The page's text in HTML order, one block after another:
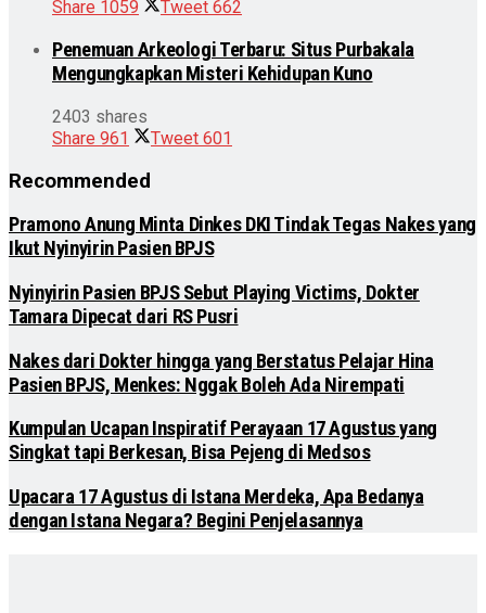
Share 1059 Tweet 662
Penemuan Arkeologi Terbaru: Situs Purbakala
Mengungkapkan Misteri Kehidupan Kuno
2403 shares
Share 961 Tweet 601
Recommended
Pramono Anung Minta Dinkes DKI Tindak Tegas Nakes yang
Ikut Nyinyirin Pasien BPJS
Nyinyirin Pasien BPJS Sebut Playing Victims, Dokter
Tamara Dipecat dari RS Pusri
Nakes dari Dokter hingga yang Berstatus Pelajar Hina
Pasien BPJS, Menkes: Nggak Boleh Ada Nirempati
Kumpulan Ucapan Inspiratif Perayaan 17 Agustus yang
Singkat tapi Berkesan, Bisa Pejeng di Medsos
Upacara 17 Agustus di Istana Merdeka, Apa Bedanya
dengan Istana Negara? Begini Penjelasannya